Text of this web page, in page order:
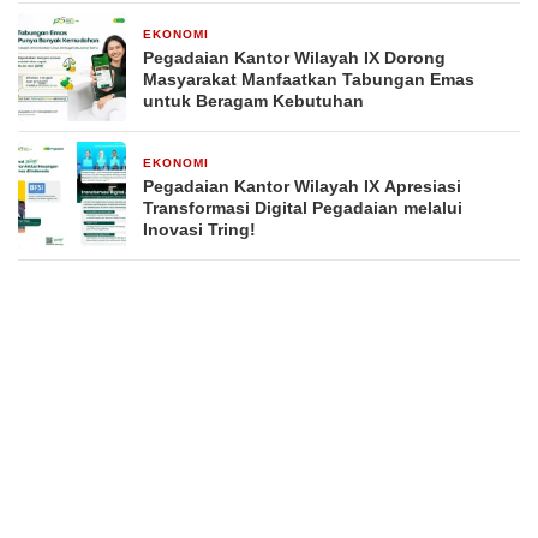
EKONOMI
Pegadaian Kantor Wilayah IX Dorong
Masyarakat Manfaatkan Tabungan Emas
untuk Beragam Kebutuhan
EKONOMI
Pegadaian Kantor Wilayah IX Apresiasi
Transformasi Digital Pegadaian melalui
Inovasi Tring!